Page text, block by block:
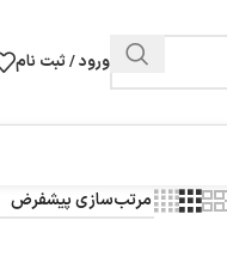
ورود / ثبت نام